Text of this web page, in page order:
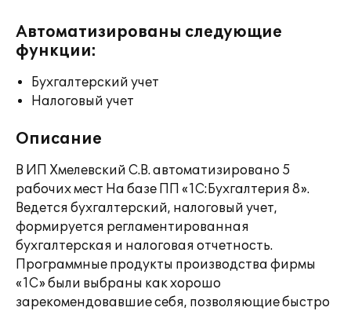
Автоматизированы следующие
функции:
Бухгалтерский учет
Налоговый учет
Описание
В ИП Хмелевский С.В. автоматизировано 5
рабочих мест На базе ПП «1С:Бухгалтерия 8».
Ведется бухгалтерский, налоговый учет,
формируется регламентированная
бухгалтерская и налоговая отчетность.
Программные продукты производства фирмы
«1С» были выбраны как хорошо
зарекомендовавшие себя, позволяющие быстро